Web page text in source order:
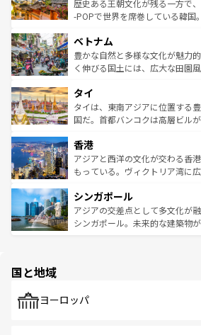
い。オーストラリアの多彩な魅
参照してほしい。
と山間の静けさが共存しており
驚きをもたらしてくれる。また
容にもいいと評判のスイーツな
が味わえる。 なお、新着の台
照してほしい。
歴史ある王朝文化が残る一方で
-POPで世界を席巻している韓国
き、地方に足を延ばせば四季折
できる。そして、キムチや焼肉
まで、さまざまな韓国料理が待
リティに包まれながら、韓国の
わってみてほしい。
覧を参照してほしい。
ベトナム
豊かな自然と多様な文化が魅力
く伸びる国土には、広大な田園
急速な発展と共に伝統が息づく
ーチミン市のフランス統治時代
醸し出している。また、バラエ
とつ。フォーやバインミー、ベ
ひ現地で味わいたい。どの地域
が旅行者を迎えてくれるので、
参照してほしい。
タイ
タイは、東南アジアに位置する
国だ。首都バンコクは高層ビル
の活気が交差している。北部で
帯で自然と触れ合い、南部では
いビーチでリゾート気分を楽し
激する。気候は一年中温暖で、
が待っている。親しみやすいタ
た文化、そして多様な観光資源
香港
アジアと西洋の文化が交わる香
もっている。ヴィクトリア湾に
み、どこを訪れても感動するは
ており、効率よく見どころを回
うな絶景から文化的な体験まで
シンガポール
アジアの交差点として多文化が
シンガポール。未来的な建築物
で、ホーカーズは地元の風情を
国と地域
ヨーロッパ